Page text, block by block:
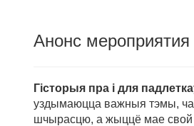
Анонс
Гісторыя пра і для
уздымаюцца важныя тэмы,
шчырасцю, а жыццё мае свой